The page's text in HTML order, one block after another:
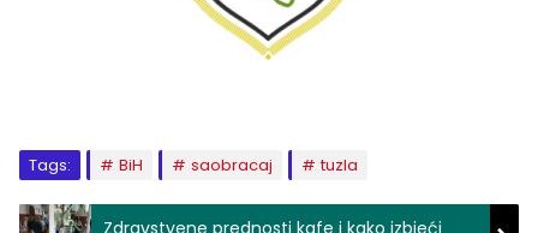
Tags: BiH saobracaj tuzla